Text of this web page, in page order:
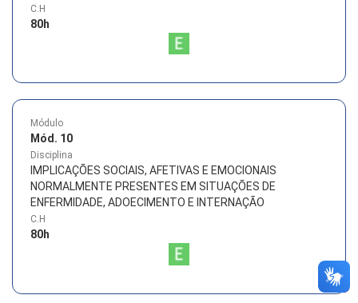
C.H
80h
Módulo
Mód. 10
Disciplina
IMPLICAÇÕES SOCIAIS, AFETIVAS E EMOCIONAIS
NORMALMENTE PRESENTES EM SITUAÇÕES DE
ENFERMIDADE, ADOECIMENTO E INTERNAÇÃO
C.H
80h